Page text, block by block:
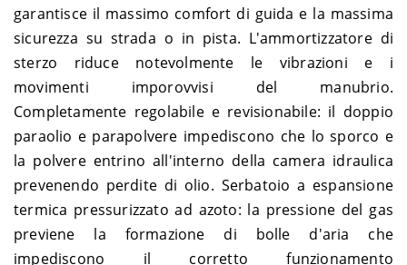
garantisce il massimo comfort di guida e la massima
sicurezza su strada o in pista. L'ammortizzatore di
sterzo riduce notevolmente le vibrazioni e i
movimenti imporovvisi del manubrio.
Completamente regolabile e revisionabile: il doppio
paraolio e parapolvere impediscono che lo sporco e
la polvere entrino all'interno della camera idraulica
prevenendo perdite di olio. Serbatoio a espansione
termica pressurizzato ad azoto: la pressione del gas
previene la formazione di bolle d'aria che
impediscono il corretto funzionamento